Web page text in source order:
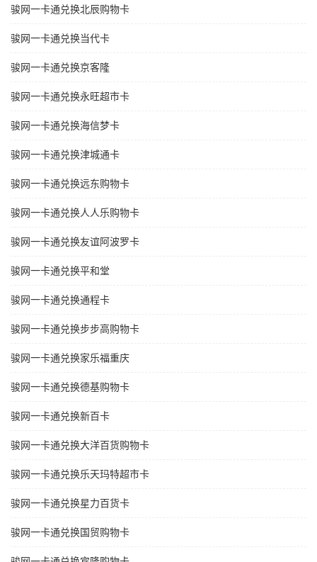
骏网一卡通兑换北辰购物卡
骏网一卡通兑换当代卡
骏网一卡通兑换京客隆
骏网一卡通兑换永旺超市卡
骏网一卡通兑换海信梦卡
骏网一卡通兑换津城通卡
骏网一卡通兑换远东购物卡
骏网一卡通兑换人人乐购物卡
骏网一卡通兑换友谊阿波罗卡
骏网一卡通兑换平和堂
骏网一卡通兑换通程卡
骏网一卡通兑换步步高购物卡
骏网一卡通兑换家乐福重庆
骏网一卡通兑换德基购物卡
骏网一卡通兑换新百卡
骏网一卡通兑换大洋百货购物卡
骏网一卡通兑换乐天玛特超市卡
骏网一卡通兑换星力百货卡
骏网一卡通兑换国贸购物卡